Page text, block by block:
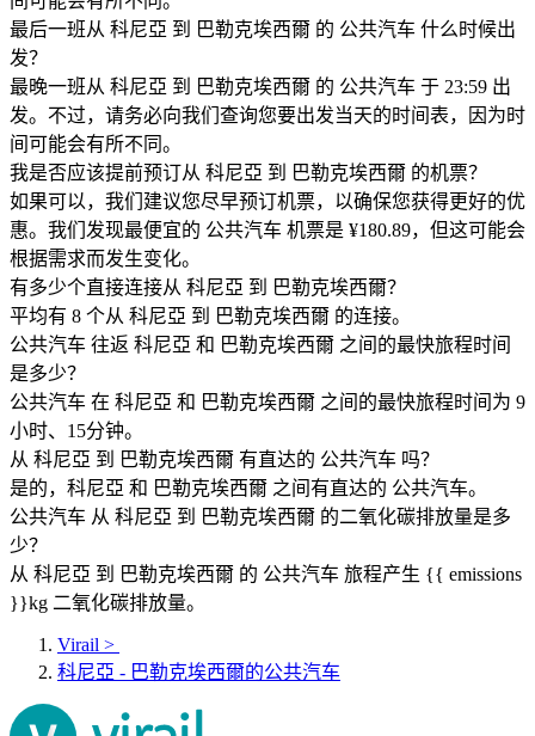
最后一班从 科尼亞 到 巴勒克埃西爾 的 公共汽车 什么时候出
发？
最晚一班从 科尼亞 到 巴勒克埃西爾 的 公共汽车 于 23:59 出
发。不过，请务必向我们查询您要出发当天的时间表，因为时
间可能会有所不同。
我是否应该提前预订从 科尼亞 到 巴勒克埃西爾 的机票？
如果可以，我们建议您尽早预订机票，以确保您获得更好的优
惠。我们发现最便宜的 公共汽车 机票是 ¥180.89，但这可能会
根据需求而发生变化。
有多少个直接连接从 科尼亞 到 巴勒克埃西爾？
平均有 8 个从 科尼亞 到 巴勒克埃西爾 的连接。
公共汽车 往返 科尼亞 和 巴勒克埃西爾 之间的最快旅程时间
是多少？
公共汽车 在 科尼亞 和 巴勒克埃西爾 之间的最快旅程时间为 9
小时、15分钟。
从 科尼亞 到 巴勒克埃西爾 有直达的 公共汽车 吗？
是的，科尼亞 和 巴勒克埃西爾 之间有直达的 公共汽车。
公共汽车 从 科尼亞 到 巴勒克埃西爾 的二氧化碳排放量是多
少？
从 科尼亞 到 巴勒克埃西爾 的 公共汽车 旅程产生 {{ emissions
}}kg 二氧化碳排放量。
Virail >
科尼亞 - 巴勒克埃西爾的公共汽车